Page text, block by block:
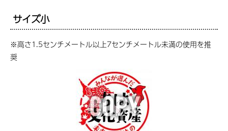
サイズ小
※高さ1.5センチメートル以上7センチメートル未満の使用を推
奨